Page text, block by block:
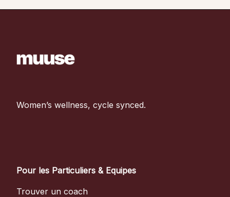
Women’s wellness, cycle synced.
Pour les Particuliers & Equipes
Trouver un coach